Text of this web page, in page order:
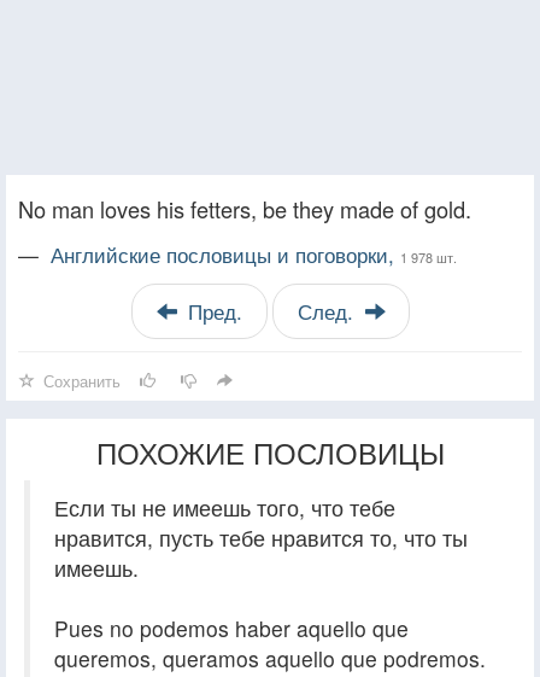
No man loves his fetters, be they made of gold.
— Английские пословицы и поговорки, 1 978 шт.
Пред. След.
Сохранить
ПОХОЖИЕ ПОСЛОВИЦЫ
Если ты не имеешь того, что тебе
нравится, пусть тебе нравится то, что ты
имеешь.
Pues no podemos haber aquello que
queremos, queramos aquello que podremos.